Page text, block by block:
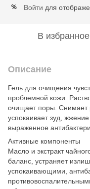
% Войти для
В избранное
Описание
Гель для очищения
проблемной кожи.
очищает поры. Снимает
успокаивает зуд,
выраженное
Активные компоненты
Масло и экстракт
баланс, устраняет
успокаивающими,